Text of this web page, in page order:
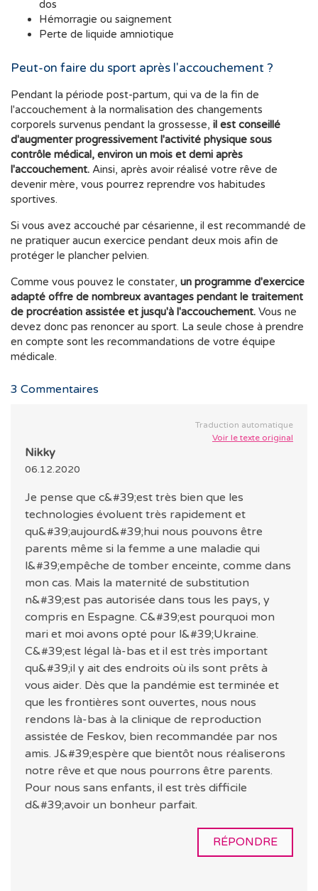
dos
Hémorragie ou saignement
Perte de liquide amniotique
Peut-on faire du sport après l'accouchement ?
Pendant la période post-partum, qui va de la fin de
l'accouchement à la normalisation des changements
corporels survenus pendant la grossesse, il est conseillé
d'augmenter progressivement l'activité physique sous
contrôle médical, environ un mois et demi après
l'accouchement. Ainsi, après avoir réalisé votre rêve de
devenir mère, vous pourrez reprendre vos habitudes
sportives.
Si vous avez accouché par césarienne, il est recommandé de
ne pratiquer aucun exercice pendant deux mois afin de
protéger le plancher pelvien.
Comme vous pouvez le constater, un programme d'exercice
adapté offre de nombreux avantages pendant le traitement
de procréation assistée et jusqu'à l'accouchement. Vous ne
devez donc pas renoncer au sport. La seule chose à prendre
en compte sont les recommandations de votre équipe
médicale.
3 Commentaires
Traduction automatique
Voir le texte original
Nikky
06.12.2020
Je pense que c&#39;est très bien que les
technologies évoluent très rapidement et
qu&#39;aujourd&#39;hui nous pouvons être
parents même si la femme a une maladie qui
l&#39;empêche de tomber enceinte, comme dans
mon cas. Mais la maternité de substitution
n&#39;est pas autorisée dans tous les pays, y
compris en Espagne. C&#39;est pourquoi mon
mari et moi avons opté pour l&#39;Ukraine.
C&#39;est légal là-bas et il est très important
qu&#39;il y ait des endroits où ils sont prêts à
vous aider. Dès que la pandémie est terminée et
que les frontières sont ouvertes, nous nous
rendons là-bas à la clinique de reproduction
assistée de Feskov, bien recommandée par nos
amis. J&#39;espère que bientôt nous réaliserons
notre rêve et que nous pourrons être parents.
Pour nous sans enfants, il est très difficile
d&#39;avoir un bonheur parfait.
RÉPONDRE